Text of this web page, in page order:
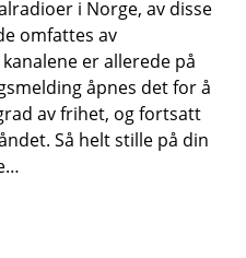
i Norge, av disse
omfattes av
er allerede på
åpnes det for å
av frihet, og fortsatt
Så helt stille på din